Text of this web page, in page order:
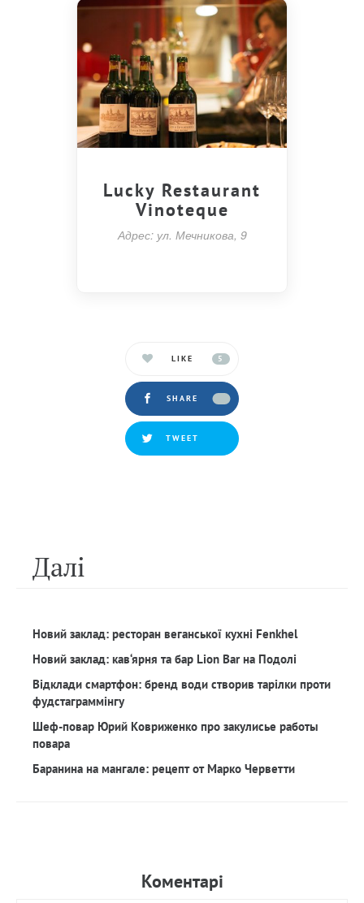
Lucky Restaurant
Vinoteque
Адрес: ул. Мечникова, 9
LIKE 5
SHARE
TWEET
Далi
Новий заклад: ресторан веганської кухні Fenkhel
Новий заклад: кав‘ярня та бар Lion Bar на Подолі
Відклади смартфон: бренд води створив тарілки проти
фудстаграммінгу
Шеф-повар Юрий Ковриженко про закулисье работы
повара
Баранина на мангале: рецепт от Марко Черветти
Коментарi